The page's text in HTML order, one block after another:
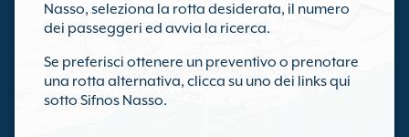
Nasso, seleziona la rotta desiderata, il numero
dei passeggeri ed avvia la ricerca.
Se preferisci ottenere un preventivo o prenotare
una rotta alternativa, clicca su uno dei links qui
sotto Sifnos Nasso.